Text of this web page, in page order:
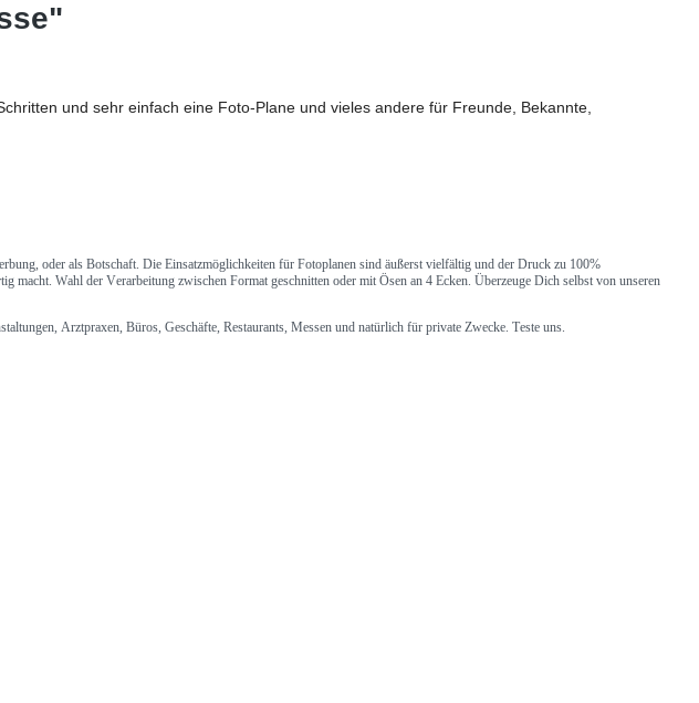
und sehr einfach eine Foto-Plane und vieles andere für Freunde, Bekannte,
oder als Botschaft. Die Einsatzmöglichkeiten für Fotoplanen sind äußerst vielfältig und der Druck zu 100%
Wahl der Verarbeitung zwischen Format geschnitten oder mit Ösen an 4 Ecken. Überzeuge Dich selbst von unseren
Arztpraxen, Büros, Geschäfte, Restaurants, Messen und natürlich für private Zwecke. Teste uns.